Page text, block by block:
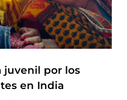
juvenil por los
en India